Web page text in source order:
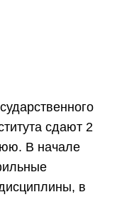
сдают 2
В начале
в